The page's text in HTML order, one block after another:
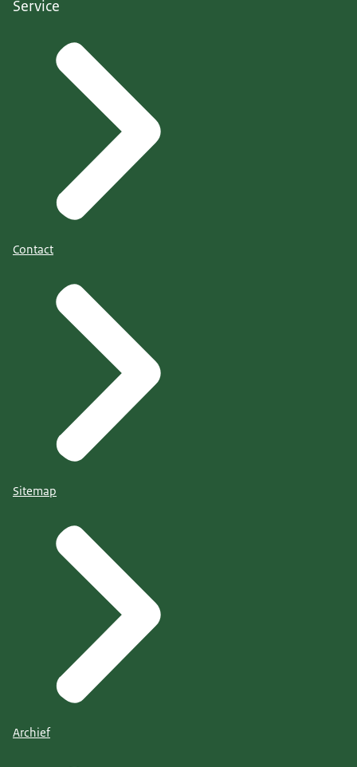
Service
Contact
Sitemap
Archief